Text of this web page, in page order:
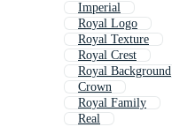
Imperial
Royal Logo
Royal Texture
Royal Crest
Royal Background
Crown
Royal Family
Real